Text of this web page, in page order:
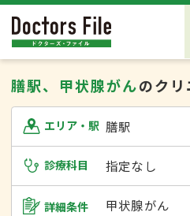
膳駅、甲状腺がんのク
エリア・駅 膳駅
診療科目 指定なし
詳細条件 甲状腺がん